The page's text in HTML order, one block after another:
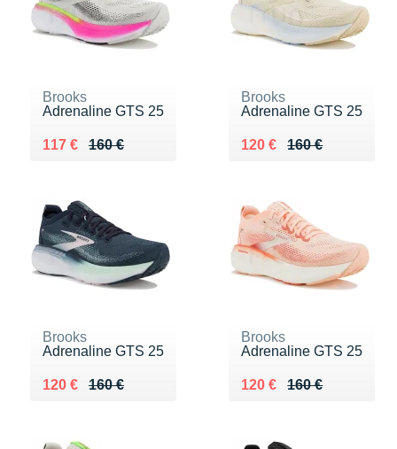
Brooks
Adrenaline GTS 25
160 €
Au lieu de 160 €
117 €
Vendu 117 €
Brooks
Adrenaline GTS 25
160 €
Au lieu de 160 €
120 €
Vendu 120 €
Brooks
Adrenaline GTS 25
160 €
Au lieu de 160 €
120 €
Vendu 120 €
Brooks
Adrenaline GTS 25
160 €
Au lieu de 160 €
120 €
Vendu 120 €